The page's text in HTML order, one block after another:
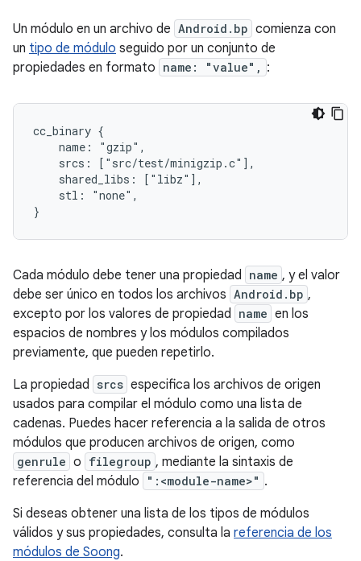
Un módulo en un archivo de Android.bp comienza con
un tipo de módulo seguido por un conjunto de
propiedades en formato name: "value", :
cc_binary {
    name: "gzip",
    srcs: ["src/test/minigzip.c"],
    shared_libs: ["libz"],
    stl: "none",
Cada módulo debe tener una propiedad name , y el valor
debe ser único en todos los archivos Android.bp ,
excepto por los valores de propiedad name en los
espacios de nombres y los módulos compilados
previamente, que pueden repetirlo.
La propiedad srcs especifica los archivos de origen
usados para compilar el módulo como una lista de
cadenas. Puedes hacer referencia a la salida de otros
módulos que producen archivos de origen, como
genrule o filegroup , mediante la sintaxis de
referencia del módulo
":<module-name>" .
Si deseas obtener una lista de los tipos de módulos
válidos y sus propiedades, consulta la referencia de los
módulos de Soong.